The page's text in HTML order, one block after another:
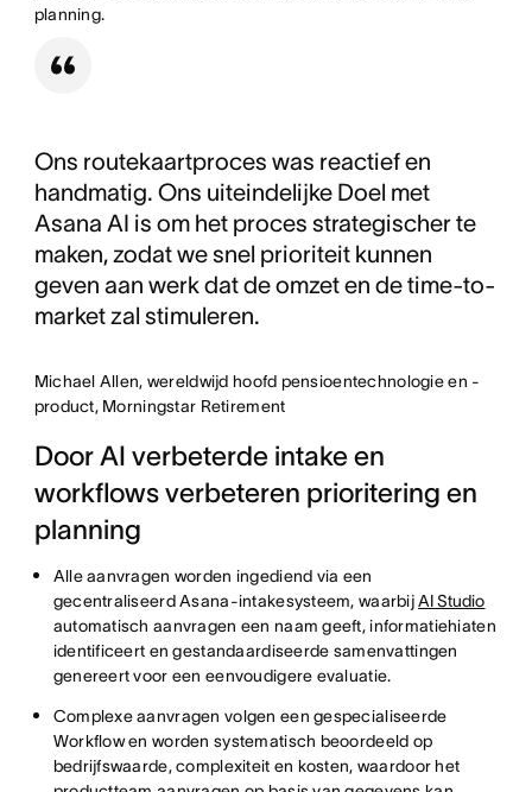
planning.
Ons routekaartproces was reactief en
handmatig. Ons uiteindelijke Doel met
Asana AI is om het proces strategischer te
maken, zodat we snel prioriteit kunnen
geven aan werk dat de omzet en de time-to-
market zal stimuleren.
Michael Allen, wereldwijd hoofd pensioentechnologie en -
product, Morningstar Retirement
Door AI verbeterde intake en
workflows verbeteren prioritering en
planning
Alle aanvragen worden ingediend via een
gecentraliseerd Asana-intakesysteem, waarbijAI Studio
automatisch aanvragen een naam geeft, informatiehiaten
identificeert en gestandaardiseerde samenvattingen
genereert voor een eenvoudigere evaluatie.
Complexe aanvragen volgen een gespecialiseerde
Workflow en worden systematisch beoordeeld op
bedrijfswaarde, complexiteit en kosten, waardoor het